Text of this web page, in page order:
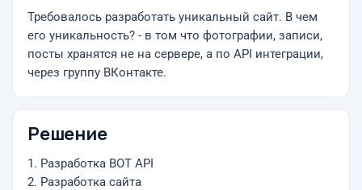
Требовалось разработать уникальный сайт. В чем
его уникальность? - в том что фотографии, записи,
посты хранятся не на сервере, а по API интеграции,
через группу ВКонтакте.
Решение
1. Разработка BOT API
2. Разработка сайта